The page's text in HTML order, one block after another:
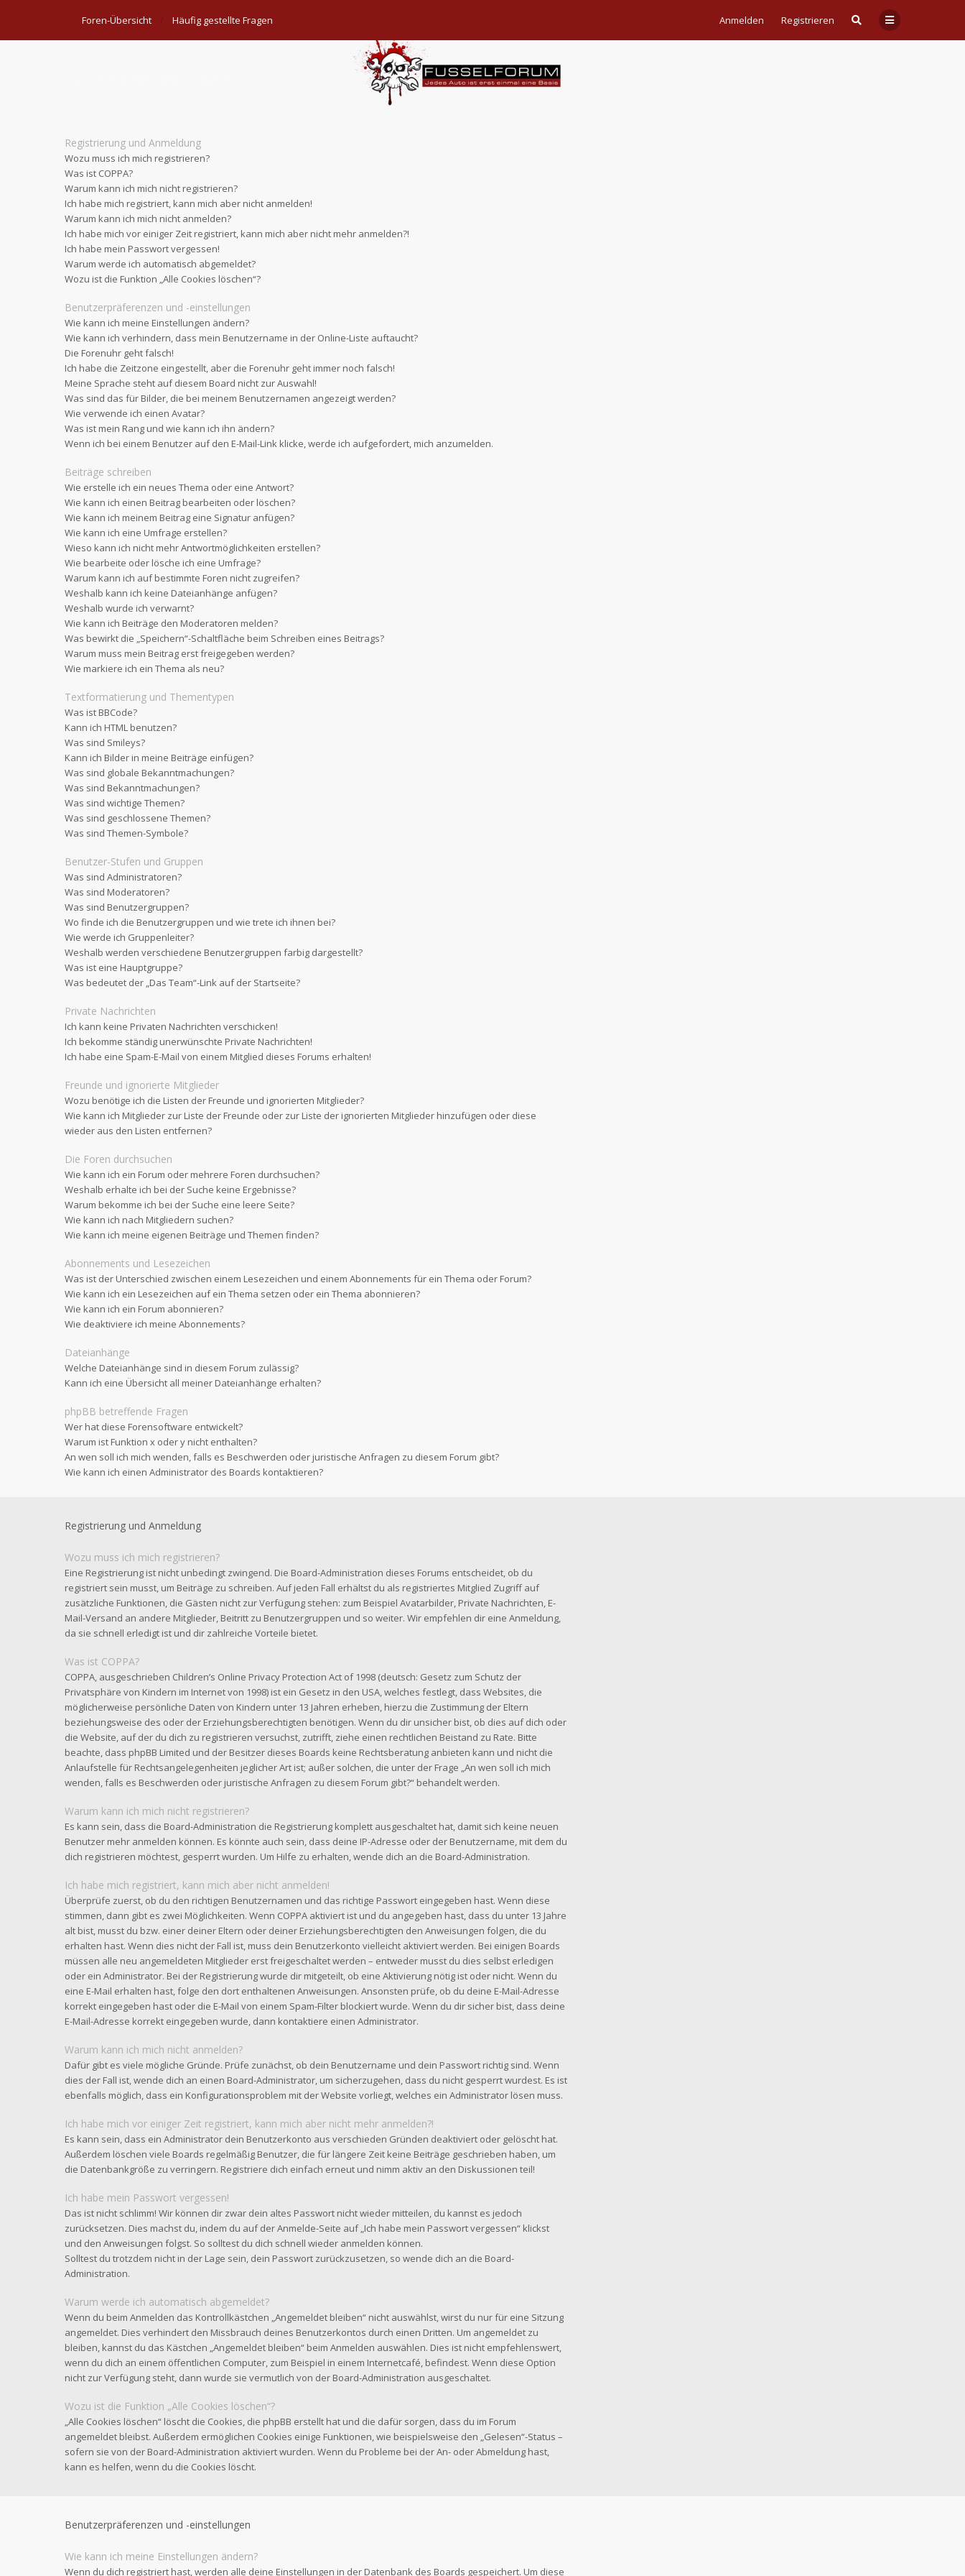
Anmelden Registrieren
Foren-Übersicht Häufig gestellte Fragen
Registrierung und Anmeldung
Wozu muss ich mich registrieren?
Was ist COPPA?
Warum kann ich mich nicht registrieren?
Ich habe mich registriert, kann mich aber nicht anmelden!
Warum kann ich mich nicht anmelden?
Ich habe mich vor einiger Zeit registriert, kann mich aber nicht mehr anmelden?!
Ich habe mein Passwort vergessen!
Warum werde ich automatisch abgemeldet?
Wozu ist die Funktion „Alle Cookies löschen“?
Benutzerpräferenzen und -einstellungen
Wie kann ich meine Einstellungen ändern?
Wie kann ich verhindern, dass mein Benutzername in der Online-Liste auftaucht?
Die Forenuhr geht falsch!
Ich habe die Zeitzone eingestellt, aber die Forenuhr geht immer noch falsch!
Meine Sprache steht auf diesem Board nicht zur Auswahl!
Was sind das für Bilder, die bei meinem Benutzernamen angezeigt werden?
Wie verwende ich einen Avatar?
Was ist mein Rang und wie kann ich ihn ändern?
Wenn ich bei einem Benutzer auf den E-Mail-Link klicke, werde ich aufgefordert, mich anzumelden.
Beiträge schreiben
Wie erstelle ich ein neues Thema oder eine Antwort?
Wie kann ich einen Beitrag bearbeiten oder löschen?
Wie kann ich meinem Beitrag eine Signatur anfügen?
Wie kann ich eine Umfrage erstellen?
Wieso kann ich nicht mehr Antwortmöglichkeiten erstellen?
Wie bearbeite oder lösche ich eine Umfrage?
Warum kann ich auf bestimmte Foren nicht zugreifen?
Weshalb kann ich keine Dateianhänge anfügen?
Weshalb wurde ich verwarnt?
Wie kann ich Beiträge den Moderatoren melden?
Was bewirkt die „Speichern“-Schaltfläche beim Schreiben eines Beitrags?
Warum muss mein Beitrag erst freigegeben werden?
Wie markiere ich ein Thema als neu?
Textformatierung und Thementypen
Was ist BBCode?
Kann ich HTML benutzen?
Was sind Smileys?
Kann ich Bilder in meine Beiträge einfügen?
Was sind globale Bekanntmachungen?
Was sind Bekanntmachungen?
Was sind wichtige Themen?
Was sind geschlossene Themen?
Was sind Themen-Symbole?
Benutzer-Stufen und Gruppen
Was sind Administratoren?
Was sind Moderatoren?
Was sind Benutzergruppen?
Wo finde ich die Benutzergruppen und wie trete ich ihnen bei?
Wie werde ich Gruppenleiter?
Weshalb werden verschiedene Benutzergruppen farbig dargestellt?
Was ist eine Hauptgruppe?
Was bedeutet der „Das Team“-Link auf der Startseite?
Private Nachrichten
Ich kann keine Privaten Nachrichten verschicken!
Ich bekomme ständig unerwünschte Private Nachrichten!
Ich habe eine Spam-E-Mail von einem Mitglied dieses Forums erhalten!
Freunde und ignorierte Mitglieder
Wozu benötige ich die Listen der Freunde und ignorierten Mitglieder?
Wie kann ich Mitglieder zur Liste der Freunde oder zur Liste der ignorierten Mitglieder hinzufügen oder diese
wieder aus den Listen entfernen?
Die Foren durchsuchen
Wie kann ich ein Forum oder mehrere Foren durchsuchen?
Weshalb erhalte ich bei der Suche keine Ergebnisse?
Warum bekomme ich bei der Suche eine leere Seite?
Wie kann ich nach Mitgliedern suchen?
Wie kann ich meine eigenen Beiträge und Themen finden?
Abonnements und Lesezeichen
Was ist der Unterschied zwischen einem Lesezeichen und einem Abonnements für ein Thema oder Forum?
Wie kann ich ein Lesezeichen auf ein Thema setzen oder ein Thema abonnieren?
Wie kann ich ein Forum abonnieren?
Wie deaktiviere ich meine Abonnements?
Dateianhänge
Welche Dateianhänge sind in diesem Forum zulässig?
Kann ich eine Übersicht all meiner Dateianhänge erhalten?
phpBB betreffende Fragen
Wer hat diese Forensoftware entwickelt?
Warum ist Funktion x oder y nicht enthalten?
An wen soll ich mich wenden, falls es Beschwerden oder juristische Anfragen zu diesem Forum gibt?
Wie kann ich einen Administrator des Boards kontaktieren?
Registrierung und Anmeldung
Wozu muss ich mich registrieren?
Eine Registrierung ist nicht unbedingt zwingend. Die Board-Administration dieses Forums entscheidet, ob du
registriert sein musst, um Beiträge zu schreiben. Auf jeden Fall erhältst du als registriertes Mitglied Zugriff auf
zusätzliche Funktionen, die Gästen nicht zur Verfügung stehen: zum Beispiel Avatarbilder, Private Nachrichten, E-
Mail-Versand an andere Mitglieder, Beitritt zu Benutzergruppen und so weiter. Wir empfehlen dir eine Anmeldung,
da sie schnell erledigt ist und dir zahlreiche Vorteile bietet.
Was ist COPPA?
COPPA, ausgeschrieben Children’s Online Privacy Protection Act of 1998 (deutsch: Gesetz zum Schutz der
Privatsphäre von Kindern im Internet von 1998) ist ein Gesetz in den USA, welches festlegt, dass Websites, die
möglicherweise persönliche Daten von Kindern unter 13 Jahren erheben, hierzu die Zustimmung der Eltern
beziehungsweise des oder der Erziehungsberechtigten benötigen. Wenn du dir unsicher bist, ob dies auf dich oder
die Website, auf der du dich zu registrieren versuchst, zutrifft, ziehe einen rechtlichen Beistand zu Rate. Bitte
beachte, dass phpBB Limited und der Besitzer dieses Boards keine Rechtsberatung anbieten kann und nicht die
Anlaufstelle für Rechtsangelegenheiten jeglicher Art ist; außer solchen, die unter der Frage „An wen soll ich mich
wenden, falls es Beschwerden oder juristische Anfragen zu diesem Forum gibt?“ behandelt werden.
Warum kann ich mich nicht registrieren?
Es kann sein, dass die Board-Administration die Registrierung komplett ausgeschaltet hat, damit sich keine neuen
Benutzer mehr anmelden können. Es könnte auch sein, dass deine IP-Adresse oder der Benutzername, mit dem du
dich registrieren möchtest, gesperrt wurden. Um Hilfe zu erhalten, wende dich an die Board-Administration.
Ich habe mich registriert, kann mich aber nicht anmelden!
Überprüfe zuerst, ob du den richtigen Benutzernamen und das richtige Passwort eingegeben hast. Wenn diese
stimmen, dann gibt es zwei Möglichkeiten. Wenn COPPA aktiviert ist und du angegeben hast, dass du unter 13 Jahre
alt bist, musst du bzw. einer deiner Eltern oder deiner Erziehungsberechtigten den Anweisungen folgen, die du
erhalten hast. Wenn dies nicht der Fall ist, muss dein Benutzerkonto vielleicht aktiviert werden. Bei einigen Boards
müssen alle neu angemeldeten Mitglieder erst freigeschaltet werden – entweder musst du dies selbst erledigen
oder ein Administrator. Bei der Registrierung wurde dir mitgeteilt, ob eine Aktivierung nötig ist oder nicht. Wenn du
eine E-Mail erhalten hast, folge den dort enthaltenen Anweisungen. Ansonsten prüfe, ob du deine E-Mail-Adresse
korrekt eingegeben hast oder die E-Mail von einem Spam-Filter blockiert wurde. Wenn du dir sicher bist, dass deine
E-Mail-Adresse korrekt eingegeben wurde, dann kontaktiere einen Administrator.
Warum kann ich mich nicht anmelden?
Dafür gibt es viele mögliche Gründe. Prüfe zunächst, ob dein Benutzername und dein Passwort richtig sind. Wenn
dies der Fall ist, wende dich an einen Board-Administrator, um sicherzugehen, dass du nicht gesperrt wurdest. Es ist
ebenfalls möglich, dass ein Konfigurationsproblem mit der Website vorliegt, welches ein Administrator lösen muss.
Ich habe mich vor einiger Zeit registriert, kann mich aber nicht mehr anmelden?!
Es kann sein, dass ein Administrator dein Benutzerkonto aus verschieden Gründen deaktiviert oder gelöscht hat.
Außerdem löschen viele Boards regelmäßig Benutzer, die für längere Zeit keine Beiträge geschrieben haben, um
die Datenbankgröße zu verringern. Registriere dich einfach erneut und nimm aktiv an den Diskussionen teil!
Ich habe mein Passwort vergessen!
Das ist nicht schlimm! Wir können dir zwar dein altes Passwort nicht wieder mitteilen, du kannst es jedoch
zurücksetzen. Dies machst du, indem du auf der Anmelde-Seite auf „Ich habe mein Passwort vergessen“ klickst
und den Anweisungen folgst. So solltest du dich schnell wieder anmelden können.
Solltest du trotzdem nicht in der Lage sein, dein Passwort zurückzusetzen, so wende dich an die Board-
Administration.
Warum werde ich automatisch abgemeldet?
Wenn du beim Anmelden das Kontrollkästchen „Angemeldet bleiben“ nicht auswählst, wirst du nur für eine Sitzung
angemeldet. Dies verhindert den Missbrauch deines Benutzerkontos durch einen Dritten. Um angemeldet zu
bleiben, kannst du das Kästchen „Angemeldet bleiben“ beim Anmelden auswählen. Dies ist nicht empfehlenswert,
wenn du dich an einem öffentlichen Computer, zum Beispiel in einem Internetcafé, befindest. Wenn diese Option
nicht zur Verfügung steht, dann wurde sie vermutlich von der Board-Administration ausgeschaltet.
Wozu ist die Funktion „Alle Cookies löschen“?
„Alle Cookies löschen“ löscht die Cookies, die phpBB erstellt hat und die dafür sorgen, dass du im Forum
angemeldet bleibst. Außerdem ermöglichen Cookies einige Funktionen, wie beispielsweise den „Gelesen“-Status –
sofern sie von der Board-Administration aktiviert wurden. Wenn du Probleme bei der An- oder Abmeldung hast,
kann es helfen, wenn du die Cookies löscht.
Benutzerpräferenzen und -einstellungen
Wie kann ich meine Einstellungen ändern?
Wenn du dich registriert hast, werden alle deine Einstellungen in der Datenbank des Boards gespeichert. Um diese